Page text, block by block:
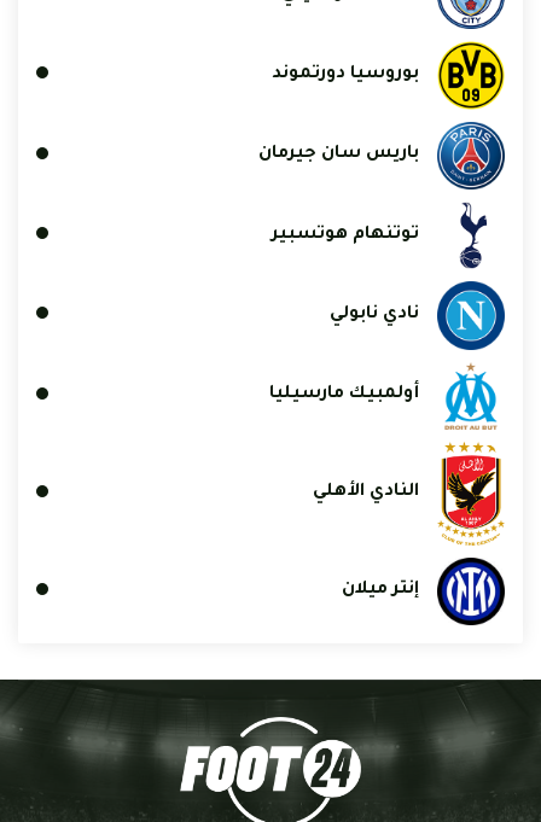
بوروسيا دورتموند
باريس سان جيرمان
توتنهام هوتسبير
نادي نابولي
أولمبيك مارسيليا
النادي الأهلي
إنتر ميلان